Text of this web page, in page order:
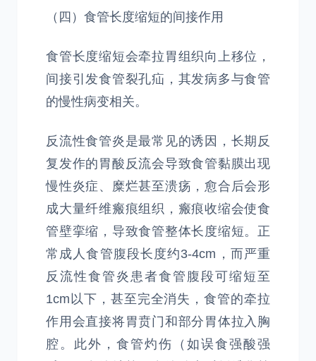
（四）食管长度缩短的间接作用
食管长度缩短会牵拉胃组织向上移位，
间接引发食管裂孔疝，其发病多与食管
的慢性病变相关。
反流性食管炎是最常见的诱因，长期反
复发作的胃酸反流会导致食管黏膜出现
慢性炎症、糜烂甚至溃疡，愈合后会形
成大量纤维瘢痕组织，瘢痕收缩会使食
管壁挛缩，导致食管整体长度缩短。正
常成人食管腹段长度约3-4cm，而严重
反流性食管炎患者食管腹段可缩短至
1cm以下，甚至完全消失，食管的牵拉
作用会直接将胃贲门和部分胃体拉入胸
腔。此外，食管灼伤（如误食强酸强